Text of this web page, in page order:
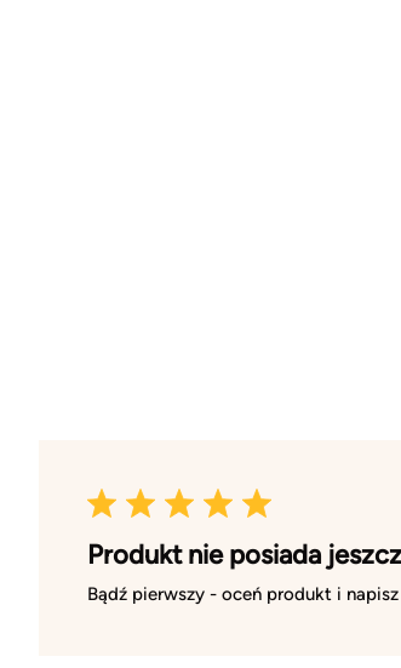
Produkt nie posiada
Bądź pierwszy - oceń produkt i